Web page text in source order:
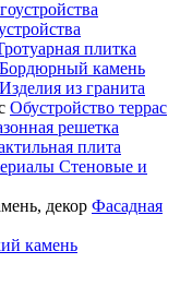
плитка
Бордюрный камень
Изделия из гранита
Обустройство террас
решетка
плита
Стеновые и
Фасадная
камень